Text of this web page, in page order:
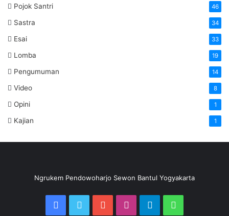
Pojok Santri 46
Sastra 34
Esai 33
Lomba 19
Pengumuman 14
Video 8
Opini 1
Kajian 1
Ngrukem Pendowoharjo Sewon Bantul Yogyakarta